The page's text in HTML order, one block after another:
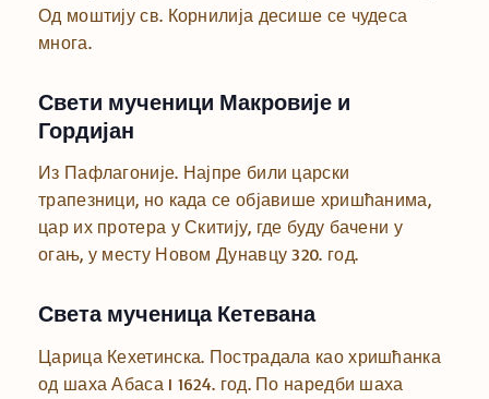
Од моштију св. Корнилија десише се чудеса
многа.
Свети мученици Макровије и
Гордијан
Из Пафлагоније. Најпре били царски
трапезници, но када се објавише хришћанима,
цар их протера у Скитију, где буду бачени у
огањ, у месту Новом Дунавцу 320. год.
Света мученица Кетевана
Царица Кехетинска. Пострадала као хришћанка
од шаха Абаса I 1624. год. По наредби шаха